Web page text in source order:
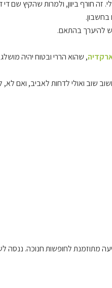
זה חורף ביוון, ולמרות שהקיץ שם
בחשבון.
להיערך בהתאם.
, שהוא הררי ובטוח יהיה
שוב ואולי לדחות לאביב, ואם
מתוזמנת לחופשות חנוכה. ננסה